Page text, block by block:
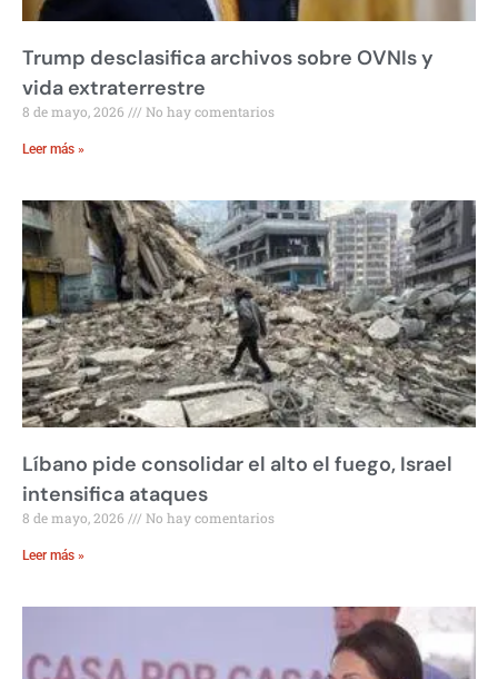
Trump desclasifica archivos sobre OVNIs y
vida extraterrestre
8 de mayo, 2026 No hay comentarios
Leer más »
Líbano pide consolidar el alto el fuego, Israel
intensifica ataques
8 de mayo, 2026 No hay comentarios
Leer más »